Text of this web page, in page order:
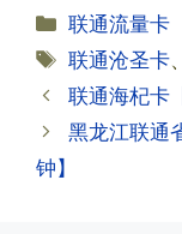
·2.激活成
答:下载对
APP,进行
查询到流
信大部分
资料都有
分
类
联通流量卡
标
签
联通沧圣卡
联通海杞卡
黑龙江联通
钟】